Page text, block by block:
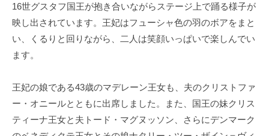
16世グスタフ国王が抱き合いながらステージ上で踊る様子が
映し出されています。王妃はフューシャ色の羽のボアをまと
い、くるりと回りながら、二人は笑顔いっぱいで楽しんでい
ます。
王妃の娘である43歳のマデレーン王女も、夫のクリストファ
ー・オニールとともに出席しました。また、国王の妹クリス
ティーナ王女と夫トード・マグヌッソン、さらにデンマーク